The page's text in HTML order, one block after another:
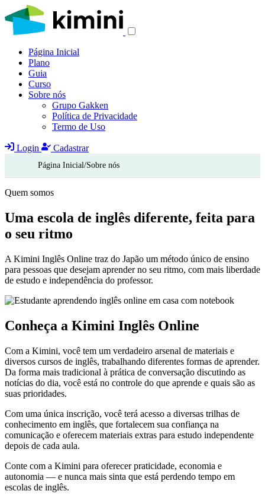
Página Inicial
Plano
Guia
Curso
Sobre nós
Grupo Gakken
Política de Privacidade
Termo de Uso
Login Cadastrar
Página Inicial/Sobre nós
Quem somos
Uma escola de inglês diferente, feita para
o seu ritmo
A Kimini Inglês Online traz do Japão um método único de ensino
para pessoas que desejam aprender no seu ritmo, com mais liberdade
de estudo e independência do professor.
Conheça a Kimini Inglês Online
Com a Kimini, você tem um verdadeiro arsenal de materiais e
diversos cursos de inglês, trabalhando diferentes formas de aprender.
Da forma mais tradicional à prática de conversação discutindo as
notícias do dia, você está no controle do que aprende e quais são as
suas prioridades.
Com uma única inscrição, você terá acesso a diversas trilhas de
conhecimento em inglês, que fortalecem sua confiança na
comunicação e oferecem materiais extras para estudo independente
depois de cada aula.
Conte com a Kimini para oferecer praticidade, economia e
autonomia — e nunca mais sinta que está perdendo tempo em
escolas de inglês.